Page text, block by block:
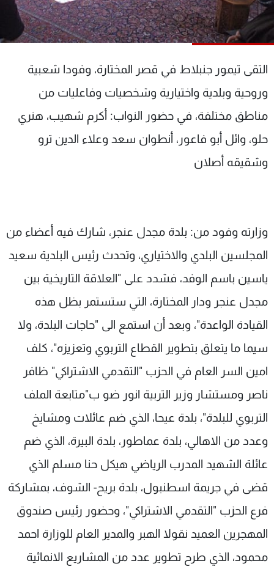
التقى تيمور جنبلاط في قصر المختارة، وفودا شعبية
وروحية وبلدية واختيارية وشخصيات وفاعليات من
مناطق مختلفة، في حضور النواب: أكرم شهيب، هنري
حلو، وائل أبو فاعور، أنطوان سعد وعلاء الدين ترو
وشقيقه أصلان
وزارته وفود من: بلدة مجدل عنجر، شارك فيه أعضاء من
المجلسين البلدي والاختياري، وتحدث رئيس البلدية سعيد
ياسين باسم الوفد، فشدد على "العلاقة التاريخية بين
مجدل عنجر ودار المختارة، التي ستستمر بظل هذه
القيادة الواعدة"، وبعد أن استمع الى "حاجات البلدة، ولا
سيما ما يتعلق بتطوير القطاع التربوي وتعزيزه"، كلف
امين السر العام في الحزب "التقدمي الاشتراكي" ظافر
ناصر ومستشار وزير التربية انور ضو ب"متابعة الملف
التربوي للبلدة"، بلدة عيحا، الذي ضم عائلات ومشايخ
وعدد من الاهالي، بلدة عماطور، بلدة البيرة، الذي ضم
عائلة الشهيد المدرب الرياضي هيكل حنا مسلم الذي
قضى في جريمة اسطنبول، بلدة بريح- الشوف، بمشاركة
فرع الحزب "التقدمي الاشتراكي"، وحضور رئيس صندوق
المهجرين العميد نقولا الهبر والمدير العام للوزارة احمد
محمود، الذي طرح تطوير عدد من المشاريع الانمائية
شاهد البرامج
الترددات
عن MTV
لاعلاناتكم
وظائف
شروط الإسـتخدام
سياسة الخصوصية